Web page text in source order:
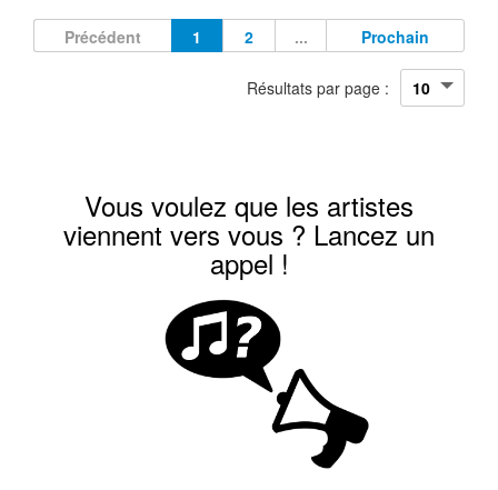
Précédent 1 2 ... Prochain
Résultats par page :
Vous voulez que les artistes
viennent vers vous ? Lancez un
appel !